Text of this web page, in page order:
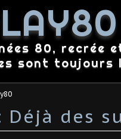
80, recrée
sont toujours
des